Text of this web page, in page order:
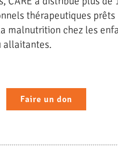
thérapeutiques prêts
malnutrition chez les
allaitantes.
Faire un don